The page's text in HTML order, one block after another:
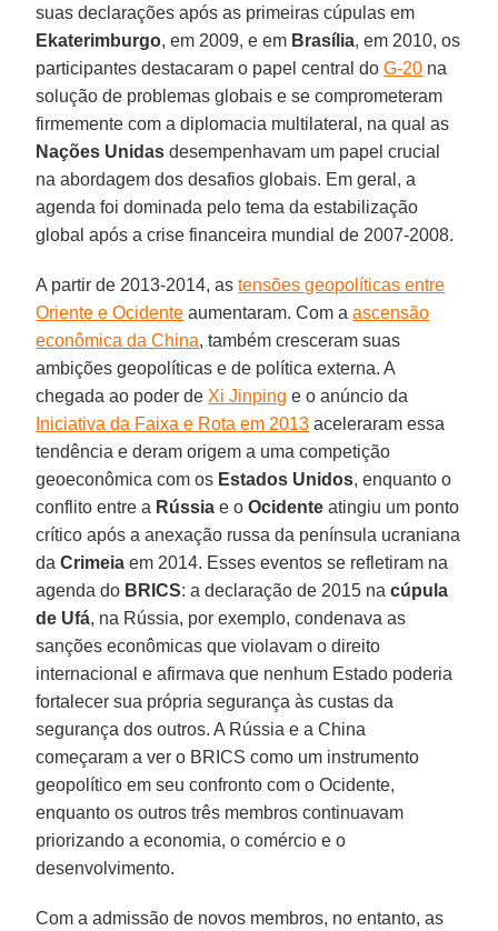
suas declarações após as primeiras cúpulas em
Ekaterimburgo, em 2009, e em Brasília, em 2010, os
participantes destacaram o papel central doG-20 na
solução de problemas globais e se comprometeram
firmemente com a diplomacia multilateral, na qual as
Nações Unidas desempenhavam um papel crucial
na abordagem dos desafios globais. Em geral, a
agenda foi dominada pelo tema da estabilização
global após a crise financeira mundial de 2007-2008.
A partir de 2013-2014, astensões geopolíticas entre
Oriente e Ocidente aumentaram. Com aascensão
econômica da China, também cresceram suas
ambições geopolíticas e de política externa. A
chegada ao poder de Xi Jinping e o anúncio da
Iniciativa da Faixa e Rota em 2013 aceleraram essa
tendência e deram origem a uma competição
geoeconômica com os Estados Unidos, enquanto o
conflito entre a Rússia e oOcidente atingiu um ponto
crítico após a anexação russa da península ucraniana
daCrimeia em 2014. Esses eventos se refletiram na
agenda do BRICS: a declaração de 2015 nacúpula
de Ufá, na Rússia, por exemplo, condenava as
sanções econômicas que violavam o direito
internacional e afirmava que nenhum Estado poderia
fortalecer sua própria segurança às custas da
segurança dos outros. A Rússia e a China
começaram a ver o BRICS como um instrumento
geopolítico em seu confronto com o Ocidente,
enquanto os outros três membros continuavam
priorizando a economia, o comércio e o
desenvolvimento.
Com a admissão de novos membros, no entanto, as